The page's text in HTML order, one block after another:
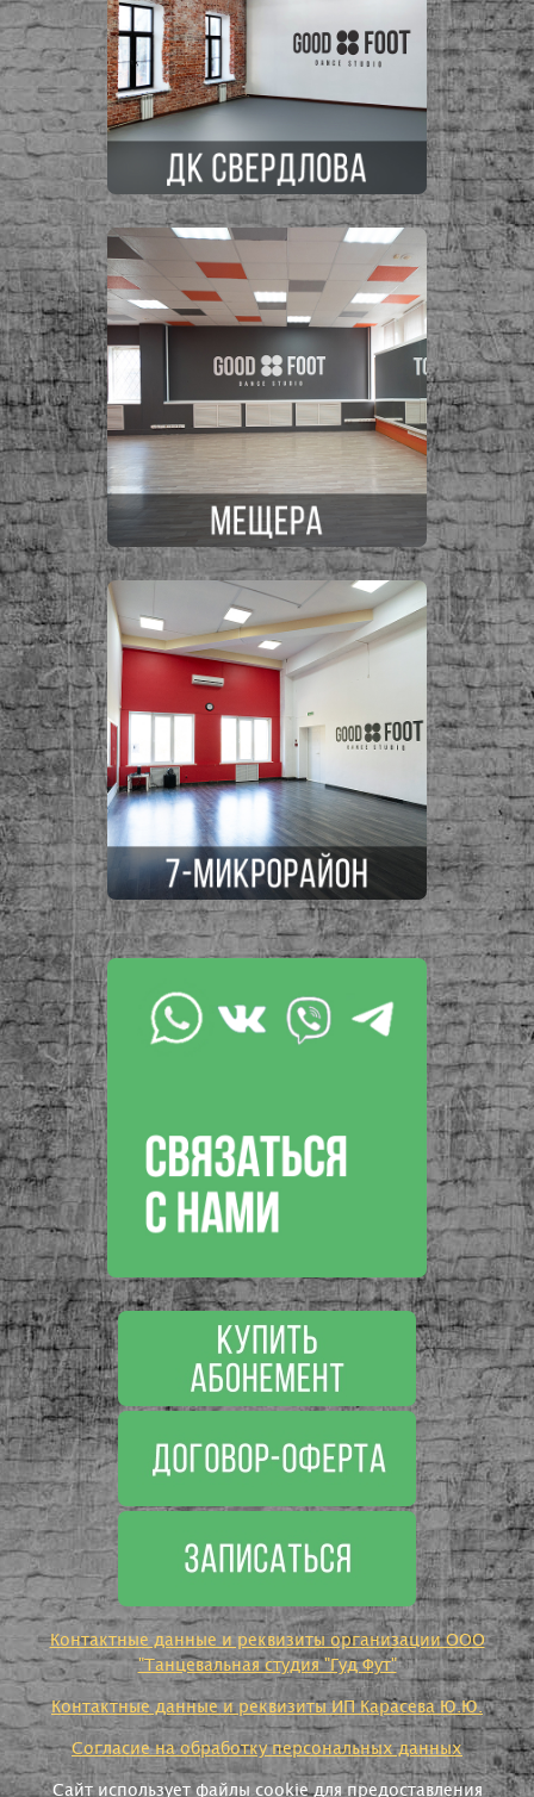
Контактные данные и реквизиты организации ООО
"Танцевальная студия "Гуд Фут"
Контактные данные и реквизиты ИП Карасева Ю.Ю.
Согласие на обработку персональных данных
Сайт использует файлы cookie для предоставления